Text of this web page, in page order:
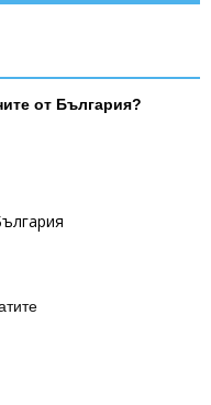
от България?